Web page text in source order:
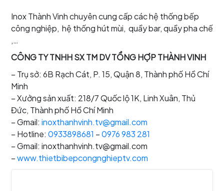
Inox Thành Vinh chuyên cung cấp các hệ thống bếp
công nghiệp, hệ thống hút mùi, quầy bar, quầy pha chế
,…
CÔNG TY TNHH SX TM DV TỔNG HỢP THÀNH VINH
– Trụ sở: 6B Rạch Cát, P. 15, Quận 8, Thành phố Hồ Chí
Minh
– Xưởng sản xuất: 218/7 Quốc lộ 1K, Linh Xuân, Thủ
Đức, Thành phố Hồ Chí Minh
– Gmail: inoxthanhvinh.tv@gmail.com
– Hotline: 0933898681 –0976 983 281
– Gmail: inoxthanhvinh.tv@gmail.com
–www.thietbibepcongnghieptv.com